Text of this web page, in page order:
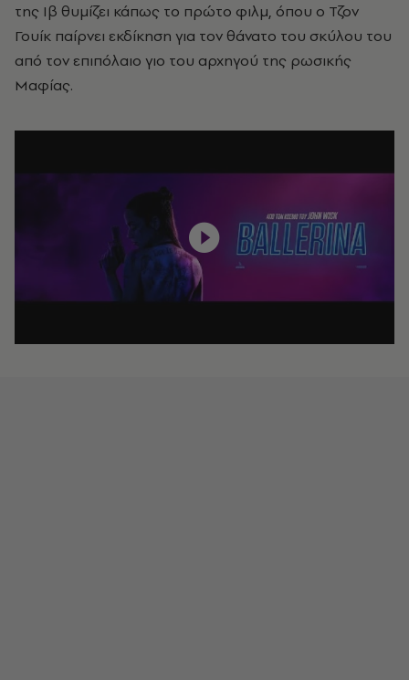
της Ιβ θυμίζει κάπως το πρώτο φιλμ, όπου ο Τζον
Γουίκ παίρνει εκδίκηση για τον θάνατο του σκύλου του
από τον επιπόλαιο γιο του αρχηγού της ρωσικής
Μαφίας.